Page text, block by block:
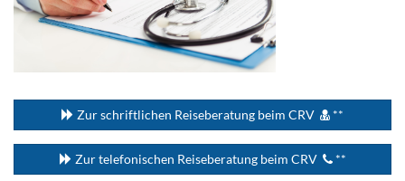
Zur schriftlichen Reiseberatung beim CRV **
Zur telefonischen Reiseberatung beim CRV **